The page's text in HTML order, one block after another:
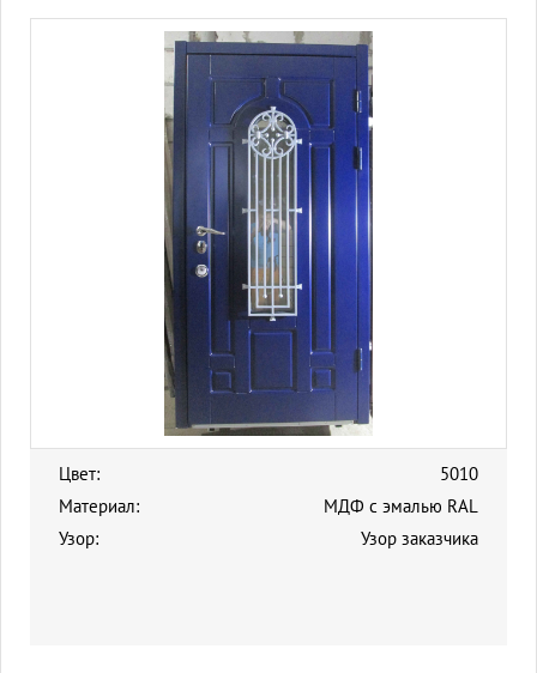
Цвет:
5010
Материал:
МДФ с эмалью RAL
Узор:
Узор заказчика